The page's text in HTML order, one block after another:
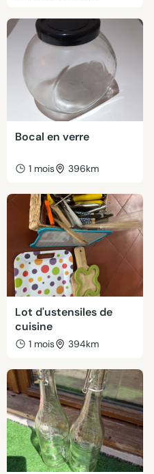
Bocal en verre
1 mois 396km
Lot d'ustensiles de
cuisine
1 mois 394km